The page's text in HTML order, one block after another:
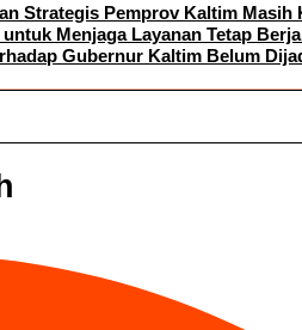
Strategis Pemprov Kaltim
Menjaga Layanan Tetap
Gubernur Kaltim Belum